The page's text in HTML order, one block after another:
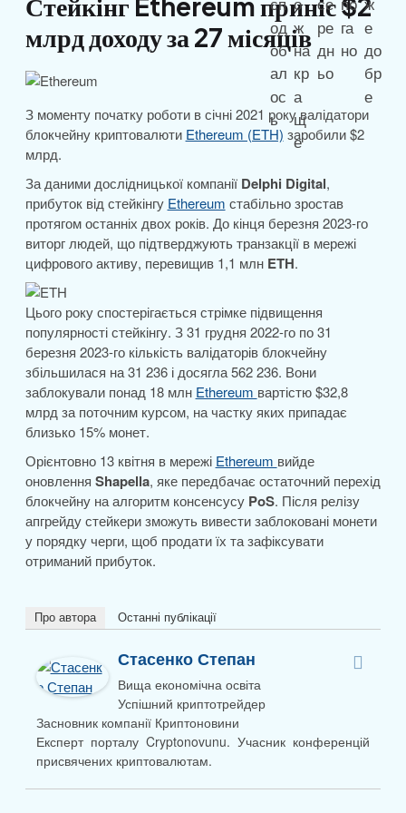
млрд доходу за 27 місяців
З моменту початку роботи в січні 2021 року валідатори
блокчейну криптовалюти Ethereum (ETH) заробили $2
млрд.
За даними дослідницької компанії Delphi Digital,
прибуток від стейкінгу Ethereum стабільно зростав
протягом останніх двох років. До кінця березня 2023-го
виторг людей, що підтверджують транзакції в мережі
цифрового активу, перевищив 1,1 млн ETH.
Цього року спостерігається стрімке підвищення
популярності стейкінгу. З 31 грудня 2022-го по 31
березня 2023-го кількість валідаторів блокчейну
збільшилася на 31 236 і досягла 562 236. Вони
заблокували понад 18 млн Ethereum вартістю $32,8
млрд за поточним курсом, на частку яких припадає
близько 15% монет.
Орієнтовно 13 квітня в мережі Ethereum вийде
оновлення Shapella, яке передбачає остаточний перехід
блокчейну на алгоритм консенсусу PoS. Після релізу
апгрейду стейкери зможуть вивести заблоковані монети
у порядку черги, щоб продати їх та зафіксувати
отриманий прибуток.
Про автора Останні публікації
Стасенко Степан
Вища економічна освіта
Успішний криптотрейдер
Засновник компанії Криптоновини
Експерт порталу Cryptonovunu. Учасник конференцій
присвячених криптовалютам.